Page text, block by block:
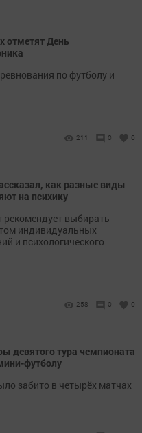
отметят День
по футболу и
211 0 0
как разные виды
на психику
рекомендует выбирать
индивидуальных
и психологического
258 0 0
девятого тура чемпионата
футболу
забито в четырёх матчах